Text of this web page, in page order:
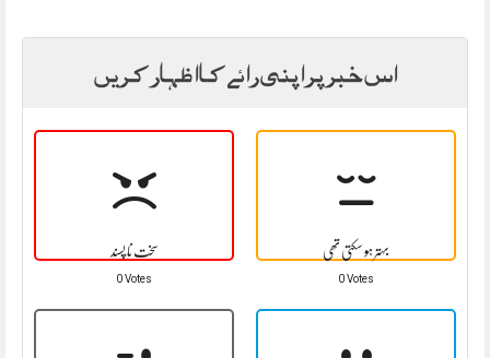
اس خبر پر اپنی رائے کا اظہار کریں
سخت نا پسند
0 Votes
بہتر ہو سکتی تھی
0 Votes